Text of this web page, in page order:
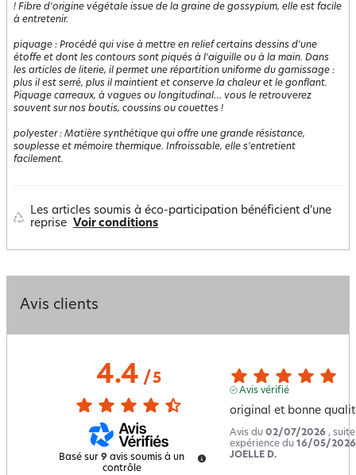
! Fibre d'origine végétale issue de la graine de gossypium, elle est facile
à entretenir.
piquage : Procédé qui vise à mettre en relief certains dessins d'une
étoffe et dont les contours sont piqués à l'aiguille ou à la main. Dans
les articles de literie, il permet une répartition uniforme du garnissage :
plus il est serré, plus il maintient et conserve la chaleur et le gonflant.
Piquage carreaux, à vagues ou longitudinal… vous le retrouverez
souvent sur nos boutis, coussins ou couettes !
polyester: Matière synthétique qui offre une grande résistance,
souplesse et mémoire thermique. Infroissable, elle s'entretient
facilement.
Les articles soumis à éco-participation bénéficient d'une
reprise Voir conditions
Avis clients
4.4/ 5
Basé sur 9 avis soumis à un
contrôle
Avis vérifié
original et bonne
Avis du 02/07/2026 ,
expérience du 16/05/2026
JOELLE D.